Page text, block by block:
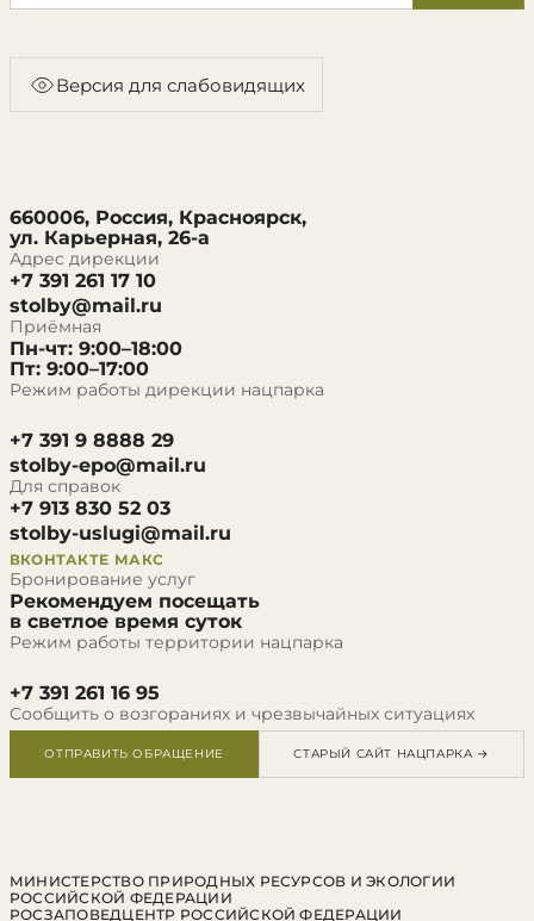
Версия для слабовидящих
660006, Россия, Красноярск,
ул. Карьерная, 26-а
Адрес дирекции
+7 391 261 17 10
stolby@mail.ru
Приёмная
Пн-чт: 9:00–18:00
Пт: 9:00–17:00
Режим работы дирекции нацпарка
+7 391 9 8888 29
stolby-epo@mail.ru
Для справок
+7 913 830 52 03
stolby-uslugi@mail.ru
ВКОНТАКТЕ МАКС
Бронирование услуг
Рекомендуем посещать
в светлое время суток
Режим работы территории нацпарка
+7 391 261 16 95
Сообщить о возгораниях и чрезвычайных ситуациях
ОТПРАВИТЬ ОБРАЩЕНИЕ СТАРЫЙ САЙТ НАЦПАРКА →
МИНИСТЕРСТВО ПРИРОДНЫХ РЕСУРСОВ И ЭКОЛОГИИ
РОССИЙСКОЙ ФЕДЕРАЦИИ
РОСЗАПОВЕДЦЕНТР РОССИЙСКОЙ ФЕДЕРАЦИИ